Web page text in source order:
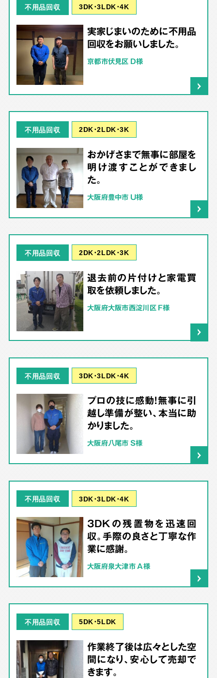
不用品回収 3DK･3LDK･4K
実家じまいのために不用品
回収をお願いしました。
京都市伏見区 D様
不用品回収 2DK･2LDK･3K
おかげさまで無事に部屋を
明け渡すことができまし
た。
大阪府豊中市 U様
不用品回収 2DK･2LDK･3K
退去前の片付けと家電買
取を依頼しました。
大阪府大阪市西淀川区 F様
不用品回収 3DK･3LDK･4K
プロの技に感動！無事に引
越し準備が整い、本当に助
かりました。
大阪府八尾市 S様
不用品回収 3DK･3LDK･4K
3DKの残置物を迅速回
収。手際の良さと丁寧な作
業に感謝。
大阪府泉大津市 A様
不用品回収 5DK･5LDK
作業終了後は広々とした空
間になり、安心して売却で
きます。